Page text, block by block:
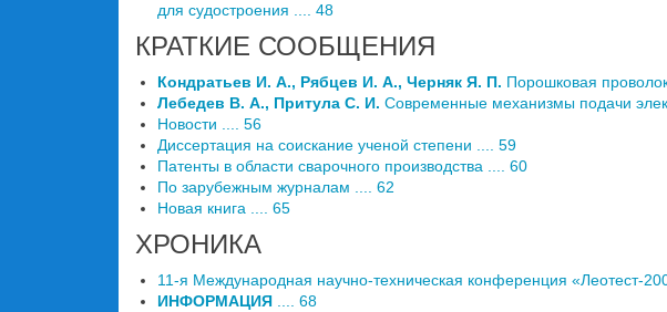
для судостроения .... 48
КРАТКИЕ СООБЩЕНИЯ
Кондратьев И. А., Рябцев И. А., Черняк Я. П. Порошковая
Лебедев В. А., Притула С. И. Современные механизмы подачи
Новости .... 56
Диссертация на соискание ученой степени .... 59
Патенты в области сварочного производства .... 60
По зарубежным журналам .... 62
Новая книга .... 65
ХРОНИКА
11-я Международная научно-техническая конференция «Леотест-
ИНФОРМАЦИЯ .... 68